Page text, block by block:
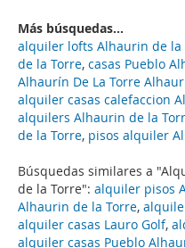
Búsquedas similares a
de la Torre": alquiler pisos
Alhaurin de la Torre,
alquiler casas Lauro Golf,
alquiler casas Pueblo
Más búsquedas...
alquiler lofts Alhaurin de la
de la Torre, casas Pueblo
Alhaurín De La Torre
alquiler casas calefaccion
alquilers Alhaurin de la
de la Torre, pisos alquiler